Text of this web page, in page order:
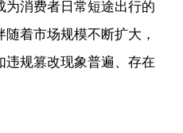
为消费者日常短途出行的
着市场规模不断扩大，
违规篡改现象普遍、存在